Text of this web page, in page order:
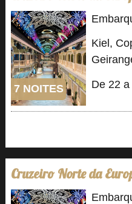
7 NOITES
Kiel,
De 22
Cruzeiro Norte da